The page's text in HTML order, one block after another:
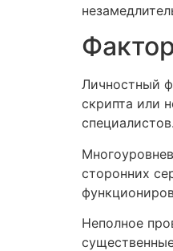
Личностный
скрипта или
специалистов.
сторонних
Неполное